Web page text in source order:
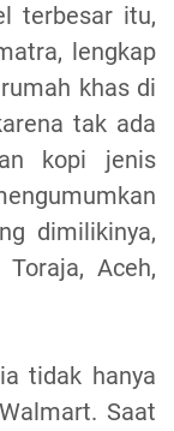
terbesar itu,
lengkap
khas di
tak ada
kopi jenis
dimilikinya,
Aceh,
tidak hanya
Saat